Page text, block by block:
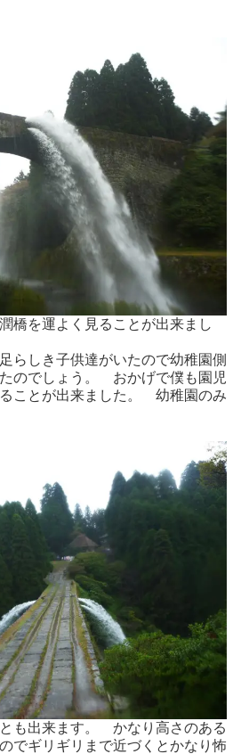
橋を運よく見ることが出来まし
らしき子供達がいたので幼稚園側
のでしょう。 おかげで僕も園児
ことが出来ました。 幼稚園のみ
も出来ます。 かなり高さのある
でギリギリまで近づくとかなり怖